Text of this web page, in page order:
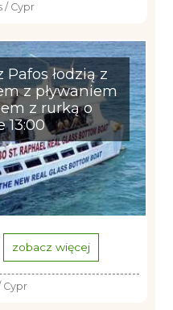
/ Cypr
łodzią z
z pływaniem
z rurką o
13:00
zobacz więcej
Cypr